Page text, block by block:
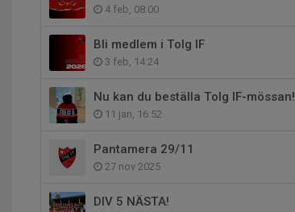
4 feb, 08:00
Bli medlem i Tolg IF
3 feb, 14:24
Nu kan du beställa Tolg IF-mössan!
11 jan, 16:52
Pantamera 29/11
27 nov 2025
DIV 5 NÄSTA!